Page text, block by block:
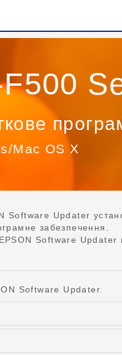
Mac OS X
Software Updater
забезпечення.
Software Updater
Software Updater.